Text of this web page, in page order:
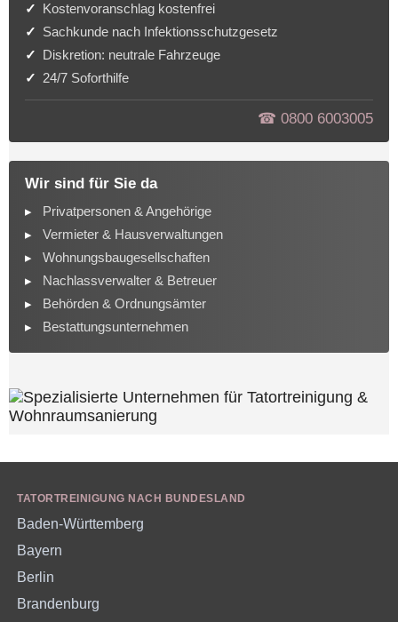
Kostenvoranschlag kostenfrei
Sachkunde nach Infektionsschutzgesetz
Diskretion: neutrale Fahrzeuge
24/7 Soforthilfe
☎︎ 0800 6003005
Wir sind für Sie da
Privatpersonen & Angehörige
Vermieter & Hausverwaltungen
Wohnungsbaugesellschaften
Nachlassverwalter & Betreuer
Behörden & Ordnungsämter
Bestattungsunternehmen
TATORTREINIGUNG NACH BUNDESLAND
Baden-Württemberg
Bayern
Berlin
Brandenburg